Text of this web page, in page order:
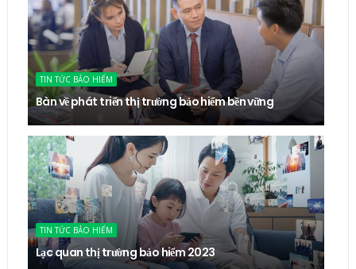
TIN TỨC BẢO HIỂM
Bàn về phát triển thị trường bảo hiểm bền vững
TIN TỨC BẢO HIỂM
Lạc quan thị trường bảo hiểm 2023